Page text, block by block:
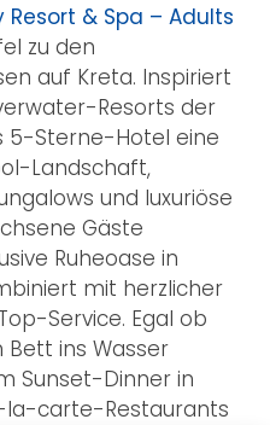
Resort & Spa – Adults
zu den
auf Kreta. Inspiriert
Resorts der
5-Sterne-Hotel eine
Landschaft,
und luxuriöse
Gäste
Ruheoase in
mit herzlicher
Service. Egal ob
ins Wasser
Sunset-Dinner in
la-carte-Restaurants